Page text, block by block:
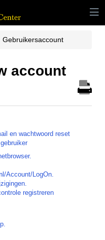
Gebruikersaccount
account
en wachtwoord reset
Account/LogOn.
registreren